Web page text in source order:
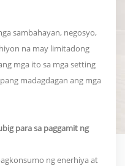
sambahayan, negosyo,
na may limitadong
mga ito sa mga setting
madagdagan ang mga
para sa paggamit ng
ng enerhiya at